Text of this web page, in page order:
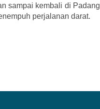
sampai kembali di Padang
perjalanan darat.